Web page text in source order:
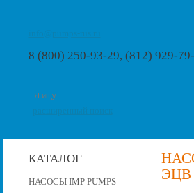
8 (800) 250-93-29, (812) 929-
КАТАЛОГ
НАСОСЫ IMP PUMPS
ЭЦВ